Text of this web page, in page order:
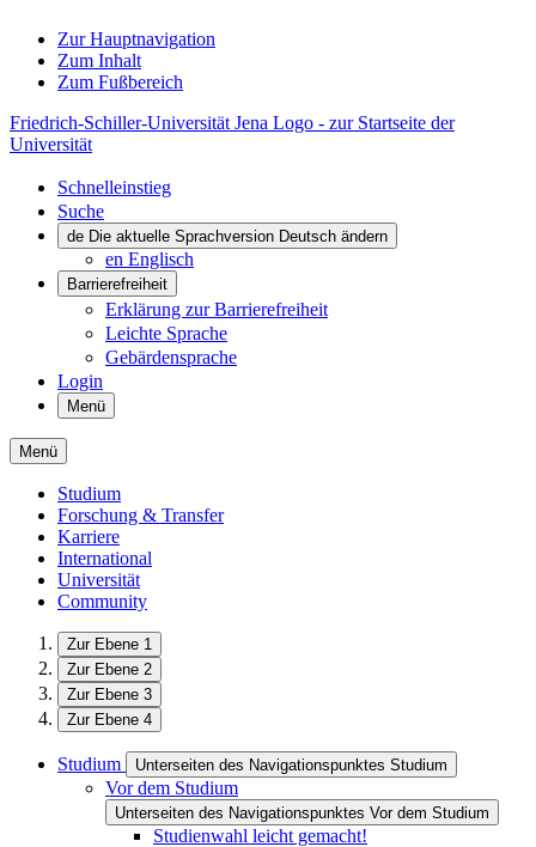
Zur Hauptnavigation
Zum Inhalt
Zum Fußbereich
Friedrich-Schiller-Universität Jena Logo - zur Startseite der
Universität
Schnelleinstieg
Suche
de Die aktuelle Sprachversion Deutsch ändern
en Englisch
Barrierefreiheit
Erklärung zur Barrierefreiheit
Leichte Sprache
Gebärdensprache
Login
Menü
Menü
Studium
Forschung & Transfer
Karriere
International
Universität
Community
Zur Ebene 1
Zur Ebene 2
Zur Ebene 3
Zur Ebene 4
Studium Unterseiten des Navigationspunktes Studium
Vor dem Studium
Unterseiten des Navigationspunktes Vor dem Studium
Studienwahl leicht gemacht!